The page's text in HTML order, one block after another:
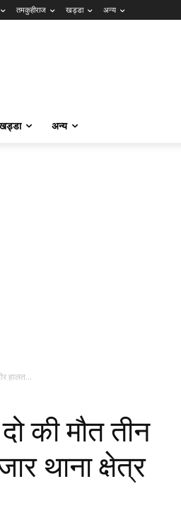
तमकुहीराज खड्डा अन्य
अन्य
हालत...
की मौत तीन
थाना क्षेत्र